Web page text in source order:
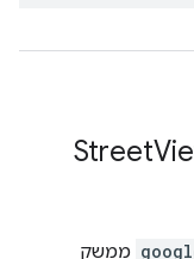
Street
ממשק